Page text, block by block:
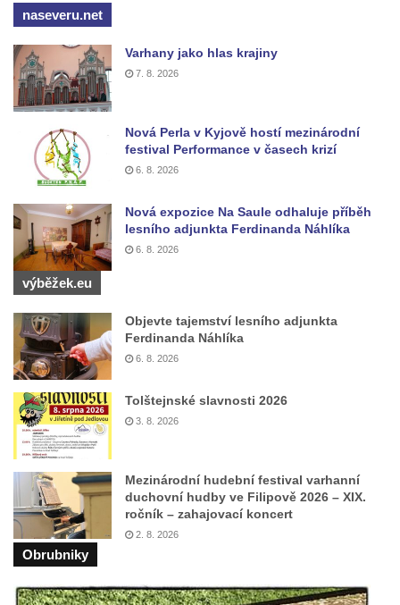
Duchcově
Poděbrad v Duchcově
Sloup Nejsvětější Trojice na Krakonošově
náměstí v Trutnově
Sloup Panny Marie na Dolním náměstí v
Olomouci
ve Vyškově
Sloup Panny Marie na Masarykově náměstí
v Hodoníně
Sloup svatého Františka Xaverského v
Krupce
Sloup svatého Václava u kostela svatých
Šimona a Judy v Lenešicích
Sloup svatého Isidora u hřbitova Šlapanice
Sloup Panny Marie na hřbitově ve Slaném
Sloup Panny Marie na Husově náměstí v
Rakovníku
Sloup Panny Marie na náměstí krále
Vladislava ve Velvarech
Sloup Nejsvětější Trojice v zahradě domu
naseveru.net
Varhany jako hlas krajiny
7. 8. 2026
Nová Perla v Kyjově hostí mezinárodní
festival Performance v časech krizí
6. 8. 2026
Nová expozice Na Saule odhaluje příběh
lesního adjunkta Ferdinanda Náhlíka
6. 8. 2026
výběžek.eu
Objevte tajemství lesního adjunkta
Ferdinanda Náhlíka
6. 8. 2026
Tolštejnské slavnosti 2026
3. 8. 2026
Mezinárodní hudební festival varhanní
duchovní hudby ve Filipově 2026 – XIX.
ročník – zahajovací koncert
2. 8. 2026
Obrubniky